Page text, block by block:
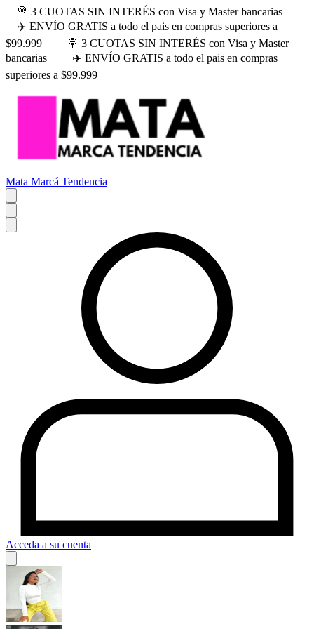
🍭 3 CUOTAS SIN INTERÉS con Visa y Master bancarias
✈️ ENVÍO GRATIS a todo el pais en compras superiores a
$99.999
🍭 3 CUOTAS SIN INTERÉS con Visa y Master
bancarias
✈️ ENVÍO GRATIS a todo el pais en compras
superiores a $99.999
Mata Marcá Tendencia
Acceda a su cuenta